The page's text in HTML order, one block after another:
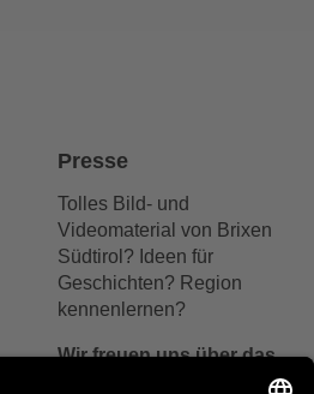
Presse
Tolles Bild- und
Videomaterial von Brixen
Südtirol? Ideen für
Geschichten? Region
kennenlernen?
Wir freuen uns über das